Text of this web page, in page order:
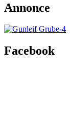
Annonce
Facebook